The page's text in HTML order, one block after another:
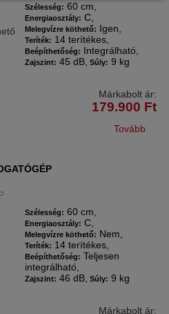
Szélesség: 60 cm,
Energiaosztály: C,
Melegvízre köthető: Igen,
Teríték: 14 terítékes,
Beépíthetőség: Integrálható,
Zajszint: 45 dB, Súly: 9 kg
Márkabolt ár:
179.900 Ft
Tovább
Szélesség: 60 cm,
Energiaosztály: C,
Melegvízre köthető: Nem,
Teríték: 14 terítékes,
Beépíthetőség: Teljesen
integrálható,
Zajszint: 46 dB, Súly: 9 kg
Márkabolt ár: